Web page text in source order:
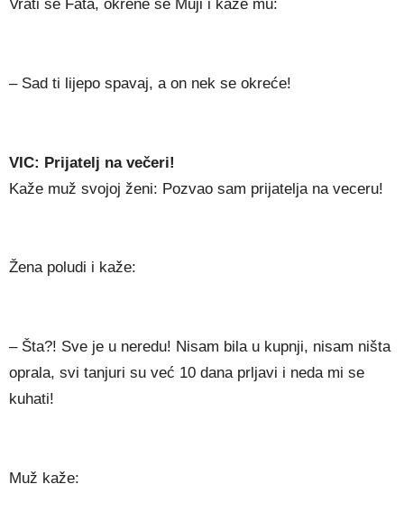
Vrati se Fata, okrene se Muji i kaže mu:
– Sad ti lijepo spavaj, a on nek se okreće!
VIC: Prijatelj na večeri!
Kaže muž svojoj ženi: Pozvao sam prijatelja na veceru!
Žena poludi i kaže:
– Šta?! Sve je u neredu! Nisam bila u kupnji, nisam ništa
oprala, svi tanjuri su već 10 dana prljavi i neda mi se
kuhati!
Muž kaže: